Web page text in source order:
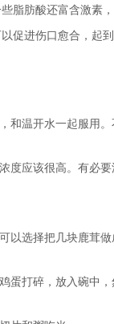
脂肪酸还富含激素
促进伤口愈合，起
和温开水一起服用
度应该很高。有必
以选择把几块鹿茸
蛋打碎，放入碗中